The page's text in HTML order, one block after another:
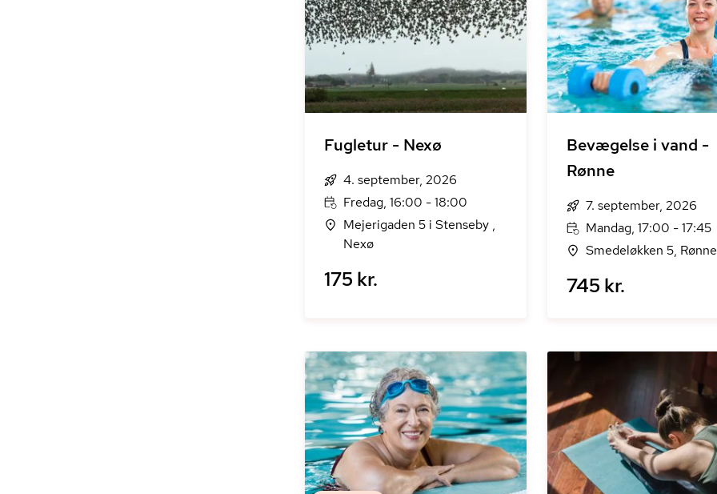
Fugletur - Nexø
4. september, 2026
Fredag, 16:00 - 18:00
Mejerigaden 5 i Stenseby ,
Nexø
175 kr.
Bevægelse i vand -
Rønne
7. september, 2026
Mandag, 17:00 - 17:45
Smedeløkken 5, Rønne
745 kr.